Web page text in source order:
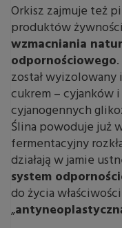
Orkisz zajmuje też
produktów
wzmacniania
odpornościowego
został wyizolowany
cukrem – cyjanków
cyjanogennych
Ślina powoduje już
fermentacyjny
działają w jamie
system
do życia
„